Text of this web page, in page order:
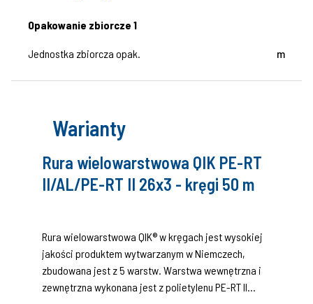
Opakowanie zbiorcze 1
Jednostka zbiorcza opak. m
Warianty
Rura wielowarstwowa QIK PE-RT
II/AL/PE-RT II 26x3 - kręgi 50 m
Rura wielowarstwowa QIK® w kręgach jest wysokiej
jakości produktem wytwarzanym w Niemczech,
zbudowana jest z 5 warstw. Warstwa wewnętrzna i
zewnętrzna wykonana jest z polietylenu PE-RT II